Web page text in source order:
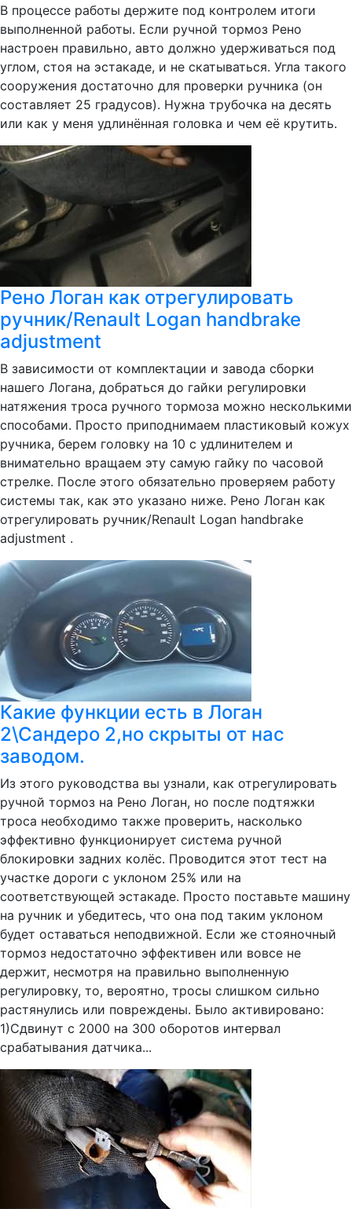
В процессе работы держите под контролем итоги
выполненной работы. Если ручной тормоз Рено
настроен правильно, авто должно удерживаться под
углом, стоя на эстакаде, и не скатываться. Угла такого
сооружения достаточно для проверки ручника (он
составляет 25 градусов). Нужна трубочка на десять
или как у меня удлинённая головка и чем её крутить.
Рено Логан как отрегулировать
ручник/Renault Logan handbrake
adjustment
В зависимости от комплектации и завода сборки
нашего Логана, добраться до гайки регулировки
натяжения троса ручного тормоза можно несколькими
способами. Просто приподнимаем пластиковый кожух
ручника, берем головку на 10 с удлинителем и
внимательно вращаем эту самую гайку по часовой
стрелке. После этого обязательно проверяем работу
системы так, как это указано ниже. Рено Логан как
отрегулировать ручник/Renault Logan handbrake
adjustment .
Какие функции есть в Логан
2\Сандеро 2,но скрыты от нас
заводом.
Из этого руководства вы узнали, как отрегулировать
ручной тормоз на Рено Логан, но после подтяжки
троса необходимо также проверить, насколько
эффективно функционирует система ручной
блокировки задних колёс. Проводится этот тест на
участке дороги с уклоном 25% или на
соответствующей эстакаде. Просто поставьте машину
на ручник и убедитесь, что она под таким уклоном
будет оставаться неподвижной. Если же стояночный
тормоз недостаточно эффективен или вовсе не
держит, несмотря на правильно выполненную
регулировку, то, вероятно, тросы слишком сильно
растянулись или повреждены. Было активировано:
1)Сдвинут с 2000 на 300 оборотов интервал
срабатывания датчика...